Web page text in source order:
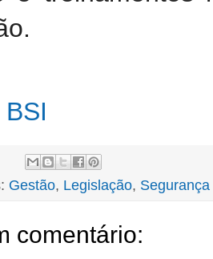
BSI
Gestão, Legislação,
comentário: